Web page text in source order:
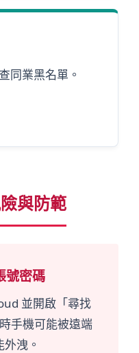
同業黑名單。
與防範
密碼
並開啟「尋找
手機可能被遠端
洩。